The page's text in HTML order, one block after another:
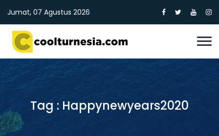
Jumat, 07 Agustus 2026
Tag : Happynewyears2020